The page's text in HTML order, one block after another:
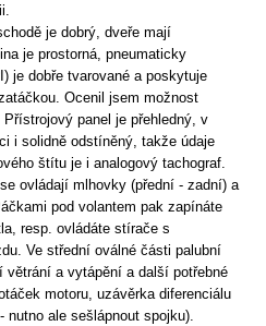
je dobrý, dveře mají
je prostorná, pneumaticky
je dobře tvarované a poskytuje
Ocenil jsem možnost
panel je přehledný, v
i solidně odstíněný, takže údaje
štítu je i analogový tachograf.
ovládají mlhovky (přední - zadní) a
pod volantem pak zapínáte
resp. ovládáte stírače s
Ve střední oválné části palubní
větrání a vytápění a další potřebné
motoru, uzávěrka diferenciálu
nutno ale sešlápnout spojku).